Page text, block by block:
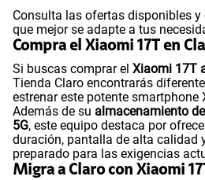
Consulta las ofertas disponibles
que mejor se adapte a tus
Compra el Xiaomi 17T en
Si buscas comprar el Xiaomi 17T
Tienda Claro encontrarás
estrenar este potente smartphone
Además de su almacenamiento
5G, este equipo destaca por
duración, pantalla de alta calidad
preparado para las exigencias
Migra a Claro con Xiaomi